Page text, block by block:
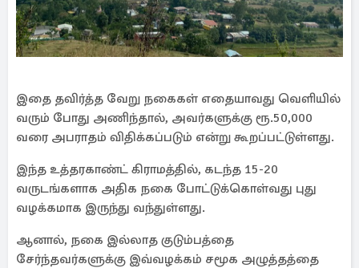
இதை தவிர்த்த வேறு நகைகள் எதையாவது வெளியில்
வரும் போது அணிந்தால், அவர்களுக்கு ரூ.50,000
வரை அபராதம் விதிக்கப்படும் என்று கூறப்பட்டுள்ளது.
இந்த உத்தரகாண்ட் கிராமத்தில், கடந்த 15-20
வருடங்களாக அதிக நகை போட்டுக்கொள்வது புது
வழக்கமாக இருந்து வந்துள்ளது.
ஆனால், நகை இல்லாத குடும்பத்தை
சேர்ந்தவர்களுக்கு இவ்வழக்கம் சமூக அழுத்தத்தை